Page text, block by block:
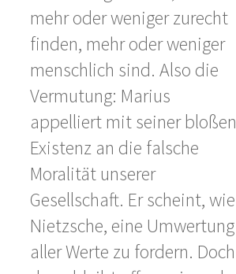
mehr oder weniger zurecht
finden, mehr oder weniger
menschlich sind. Also die
Vermutung: Marius
appelliert mit seiner bloßen
Existenz an die falsche
Moralität unserer
Gesellschaft. Er scheint, wie
Nietzsche, eine Umwertung
aller Werte zu fordern. Doch